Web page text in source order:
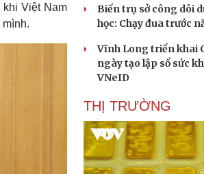
khi Việt Nam
Biến trụ sở công dôi
học: Chạy đua trước
Vĩnh Long triển khai
ngày tạo lập sổ sức
VNeID
THỊ TRƯỜNG